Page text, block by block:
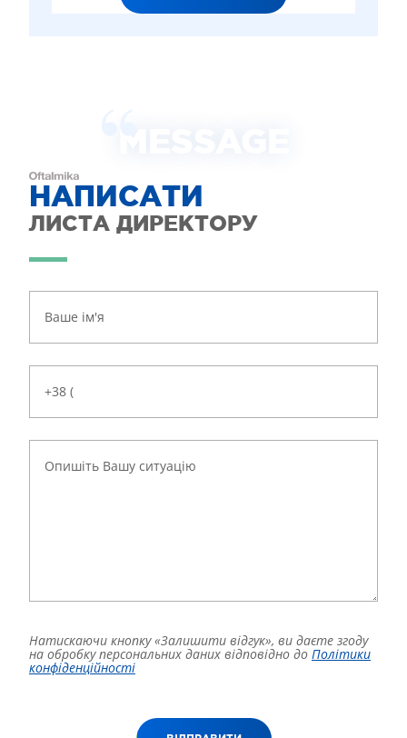
НАПИСАТИ
ЛИСТА ДИРЕКТОРУ
Натискаючи кнопку «Залишити відгук», ви даєте згоду
на обробку персональних даних відповідно до Політики
конфіденційності